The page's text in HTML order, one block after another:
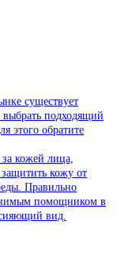
существует
подходящий
этого обратите
кожей лица,
кожу от
Правильно
помощником в
вид.